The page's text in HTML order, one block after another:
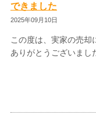
できました
2025年09月10日
この度は、実家の売却
ありがとうございま